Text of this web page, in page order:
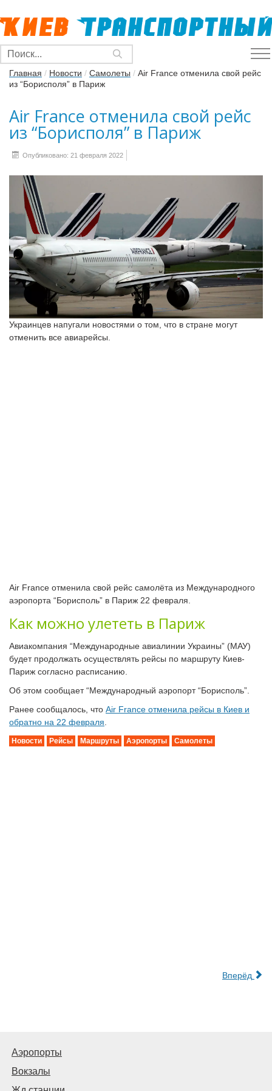
Главная / Новости / Самолеты / Air France отменила свой рейс
из “Борисполя” в Париж
Air France отменила свой рейс
из “Борисполя” в Париж
Опубликовано: 21 февраля 2022
Украинцев напугали новостями о том, что в стране могут
отменить все авиарейсы.
Air France отменила свой рейс самолёта из Международного
аэропорта “Борисполь” в Париж 22 февраля.
Как можно улететь в Париж
Авиакомпания “Международные авиалинии Украины” (МАУ)
будет продолжать осуществлять рейсы по маршруту Киев-
Париж согласно расписанию.
Об этом сообщает “Международный аэропорт “Борисполь”.
Ранее сообщалось, что Air France отменила рейсы в Киев и
обратно на 22 февраля
Новости Рейсы Маршруты Аэропорты Самолеты
Вперёд
Аэропорты
Вокзалы